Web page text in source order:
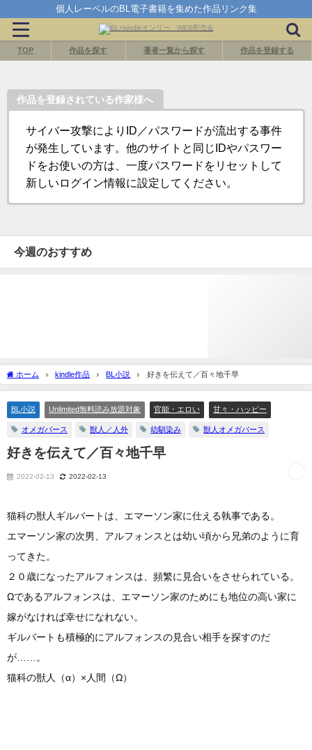
個人レーベルのBL電子書籍を集めた作品リンク集
TOP 作品を探す 著者一覧から探す 作品を登録する
作品を登録されている作家様へ
サイバー攻撃によりID／パスワードが流出する事件
が発生しています。他のサイトと同じIDやパスワー
ドをお使いの方は、一度パスワードをリセットして
新しいログイン情報に設定してください。
今週のおすすめ
ホーム kindle作品 BL小説 好きを伝えて／百々地千早
BL小説 Unlimited無料読み放題対象 官能・エロい 甘々・ハッピー
オメガバース 獣人／人外 幼馴染み 獣人オメガバース
好きを伝えて／百々地千早
2022-02-13 2022-02-13
猫科の獣人ギルバートは、エマーソン家に仕える執事である。
エマーソン家の次男、アルフォンスとは幼い頃から兄弟のように育
ってきた。
２０歳になったアルフォンスは、頻繁に見合いをさせられている。
Ωであるアルフォンスは、エマーソン家のためにも地位の高い家に
嫁がなければ幸せになれない。
ギルバートも積極的にアルフォンスの見合い相手を探すのだ
が……。
猫科の獣人（α）×人間（Ω）